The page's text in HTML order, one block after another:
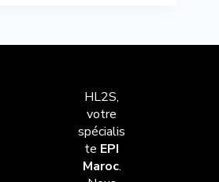
HL2S,
votre
spécialis
te EPI
Maroc.